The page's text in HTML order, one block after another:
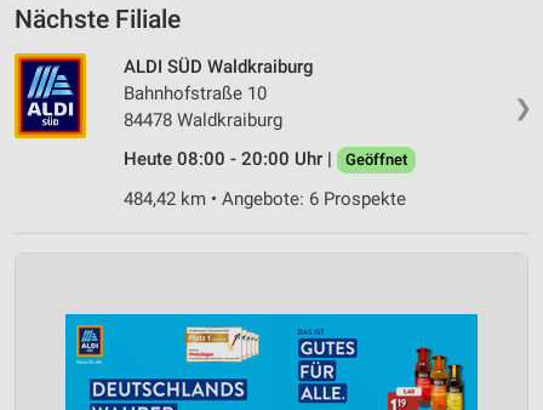
Nächste Filiale
❯
ALDI SÜD Waldkraiburg
Bahnhofstraße 10
84478 Waldkraiburg
Heute 08:00 - 20:00 Uhr |
Geöffnet
484,42 km • Angebote: 6 Prospekte